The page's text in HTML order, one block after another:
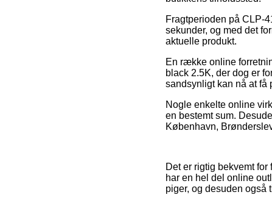
Fragtperioden på CLP-
sekunder, og med det
aktuelle produkt.
En række online
black 2.5K, der dog er
sandsynligt kan nå at få
Nogle enkelte online
en bestemt sum.
København,
Det er rigtig bekvemt
har en hel del online
piger, og desuden også